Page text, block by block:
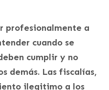
profesionalmente a
cuando se
cumplir y no
demás. Las fiscalías,
ilegitimo a los